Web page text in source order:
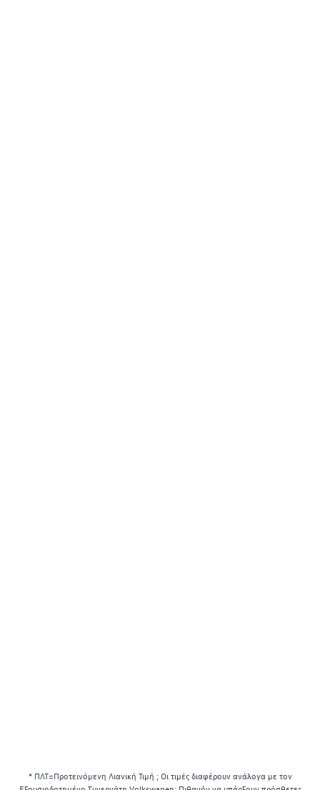
* ΠΛΤ=Προτεινόμενη Λιανική Τιμή ; Οι τιμές διαφέρουν ανάλογα με τον